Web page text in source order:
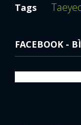
Tags
FACEBOOK -